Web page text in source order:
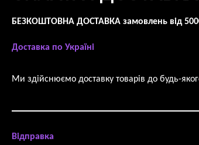
БЕЗКОШТОВНА ДОСТАВКА замовлень від
Доставка по Україні
Ми здійснюємо доставку товарів до будь-
Відправка